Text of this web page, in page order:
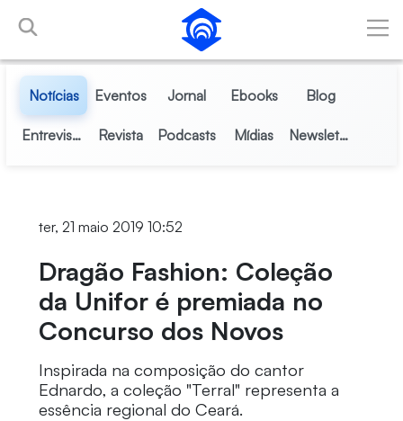
Pular para o Conteúdo principal
Notícias Eventos Jornal Ebooks Blog
Entrevistas Revista Podcasts Mídias Newsletter
ter, 21 maio 2019 10:52
Dragão Fashion: Coleção
da Unifor é premiada no
Concurso dos Novos
Inspirada na composição do cantor
Ednardo, a coleção "Terral" representa a
essência regional do Ceará.